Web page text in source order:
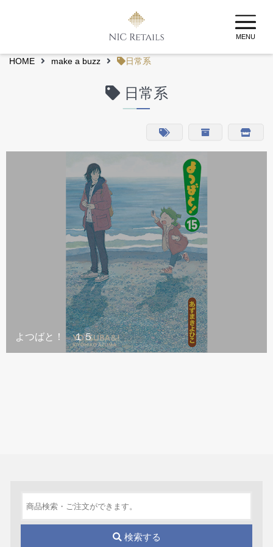
MENU
HOME make a buzz 日常系
日常系
よつばと！ １５
検索する